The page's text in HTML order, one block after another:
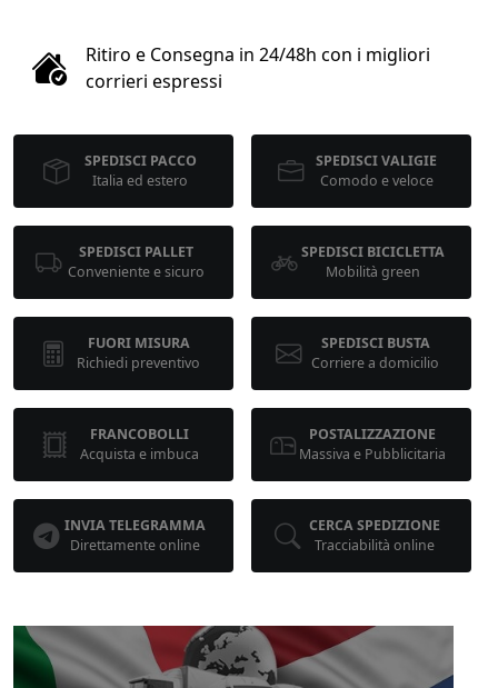
COLLO 1
kg cm
cm cm
calcola
Ritiro e Consegna in 24/48h con i migliori
corrieri espressi
SPEDISCI PACCO
Italia ed estero
SPEDISCI VALIGIE
Comodo e veloce
SPEDISCI PALLET
Conveniente e sicuro
SPEDISCI BICICLETTA
Mobilità green
FUORI MISURA
Richiedi preventivo
SPEDISCI BUSTA
Corriere a domicilio
FRANCOBOLLI
Acquista e imbuca
POSTALIZZAZIONE
Massiva e Pubblicitaria
INVIA TELEGRAMMA
Direttamente online
CERCA SPEDIZIONE
Tracciabilità online